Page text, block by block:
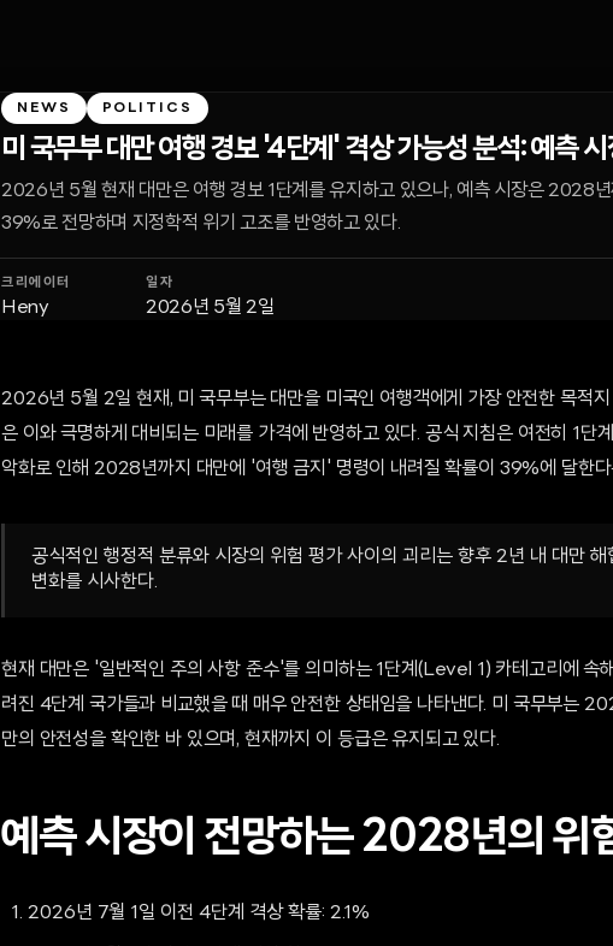
NEWS POLITICS
미 국무부 대만 여행 경보 '4단계' 격상 가능성 분석: 예측
2026년 5월 현재 대만은 여행 경보 1단계를 유지하고 있으나, 예측 시장은 2028
39%로 전망하며 지정학적 위기 고조를 반영하고 있다.
크리에이터
Heny
일자
2026년 5월 2일
2026년 5월 2일 현재, 미 국무부는 대만을 미국인 여행객에게 가장 안전한 목적
은 이와 극명하게 대비되는 미래를 가격에 반영하고 있다. 공식 지침은 여전히 1단
악화로 인해 2028년까지 대만에 '여행 금지' 명령이 내려질 확률이 39%에 달한다
공식적인 행정적 분류와 시장의 위험 평가 사이의 괴리는 향후 2년 내 대만
변화를 시사한다.
현재 대만은 '일반적인 주의 사항 준수'를 의미하는 1단계(Level 1) 카테고리에 속
려진 4단계 국가들과 비교했을 때 매우 안전한 상태임을 나타낸다. 미 국무부는
만의 안전성을 확인한 바 있으며, 현재까지 이 등급은 유지되고 있다.
예측 시장이 전망하는 2028년의 위
2026년 7월 1일 이전 4단계 격상 확률: 2.1%